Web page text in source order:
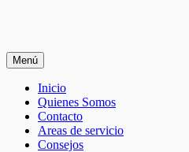
Electricistas
Valladolid
VoltDuero
Menú
Menú
primario
Inicio
Quienes Somos
Contacto
Areas de servicio
Consejos